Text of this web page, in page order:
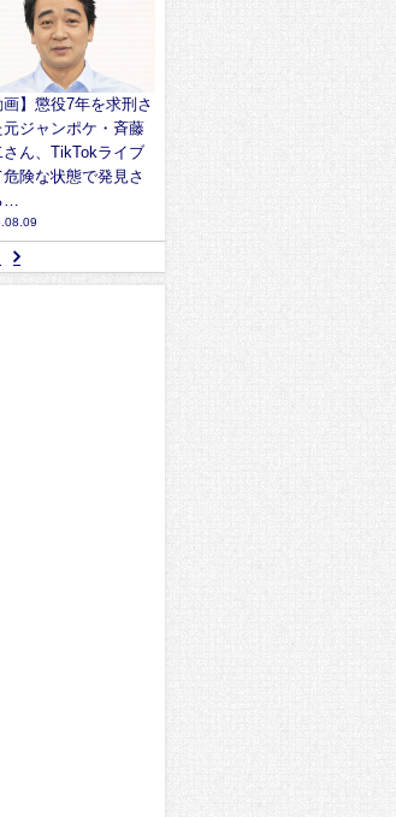
画】懲役7年を求刑さ
元ジャンポケ・斉藤
さん、TikTokライブ
危険な状態で発見さ
…